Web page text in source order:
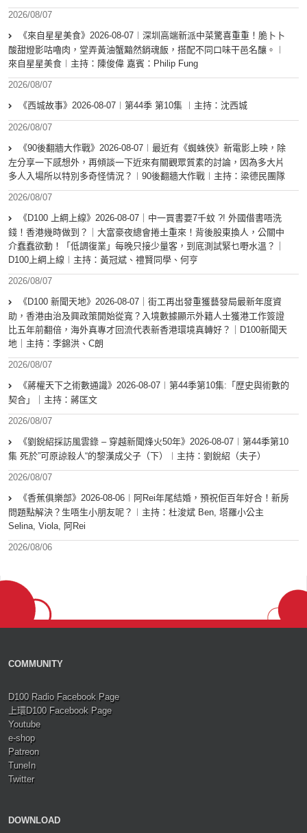
2026/08/07
《來自星星美食》2026-08-07︱深圳高端新派中菜驚喜重重！脆卜卜
酸甜燈影咕嚕肉，堂弄黃油蟹黯然銷魂飯，搭配不同口味干邑名釀。︱
來自星星美食︱主持：陳俊偉 嘉賓：Philip Fung
2026/08/07
《西城故事》2026-08-07︱第44季 第10集 ︱主持：沈西城
2026/08/07
《90後翻牆大作戰》2026-08-07︱最近有《蜘蛛俠》新電影上映，除
左分享一下感想外，再傾談一下近來有關觀眾質素的討論，因為多大片
多人入場所以特別多奇怪情況？︱90後翻牆大作戰︱主持：梁德民團隊
2026/08/07
《D100 上綱上線》2026-08-07｜中一買書要7千蚊 ?! 外國借書唔洗
錢！香港幾時做到？｜大富豪夜總會捲土重來！背後股東換人，公關中
介蠢蠢欲動！「低調復業」每晚只接少量客，到底測試緊乜嘢水溫？｜
D100上綱上線︱主持：黃冠斌、禮賢同學、何亨
2026/08/07
《D100 新聞天地》2026-08-07｜街工再出發重獲藝發局最新年度資
助，香港由治及興政策開始從寬？入境數據顯示外籍人士獲港工作簽證
比五年前翻倍，海外真專才回流代表新香港環境真轉好？｜D100新聞天
地｜主持：李錦洪、C朗
2026/08/07
《蔣權天下之術數通識》2026-08-07︱第44季第10集:「歴史與術數的
契合」｜主持：蔣匡文
2026/08/07
《劉銳紹採訪風雲錄 – 穿越新聞烽火50年》2026-08-07︱第44季第10
集 死於”可原諒殺人“的黎漢成父子（下）︱主持：劉銳紹（夫子）
2026/08/07
《香蕉俱樂部》2026-08-06︱阿Rei年尾結婚，預祝佢百年好合！新房
問題點解決？生唔生小朋友呢？︱主持：杜浚斌 Ben, 塔羅小公主
Selina, Viola, 阿Rei
2026/08/06
COMMUNITY
D100 Radio Facebook Page
上環D100 Facebook Page
Youtube
e-shop
Patreon
TuneIn
Twitter
DOWNLOAD